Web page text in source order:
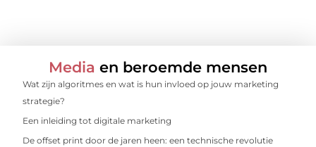
Media en beroemde mensen
Wat zijn algoritmes en wat is hun invloed op jouw marketing
strategie?
Een inleiding tot digitale marketing
De offset print door de jaren heen: een technische revolutie